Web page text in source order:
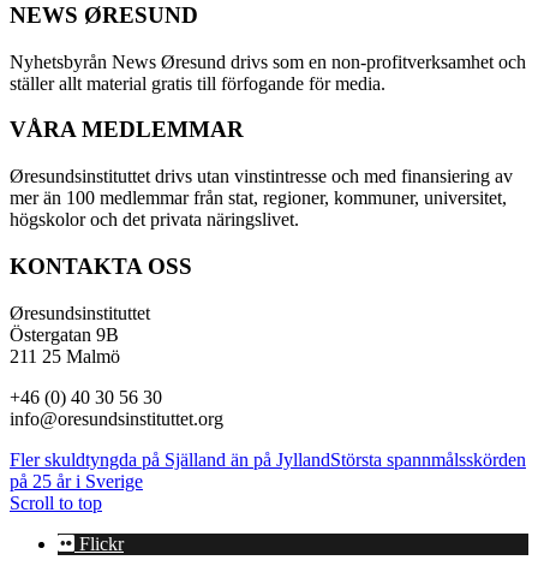
NEWS ØRESUND
Nyhetsbyrån News Øresund drivs som en non-profitverksamhet och
ställer allt material gratis till förfogande för media.
VÅRA MEDLEMMAR
Øresundsinstituttet drivs utan vinst­intresse och med finansiering av
mer än 100 medlemmar från stat, regioner, kommuner, universitet,
högskolor och det privata näringslivet.
KONTAKTA OSS
Øresundsinstituttet
Östergatan 9B
211 25 Malmö
+46 (0) 40 30 56 30
info@oresundsinstituttet.org
Fler skuldtyngda på Själland än på JyllandStörsta spannmålsskörden
på 25 år i Sverige
Scroll to top
Flickr